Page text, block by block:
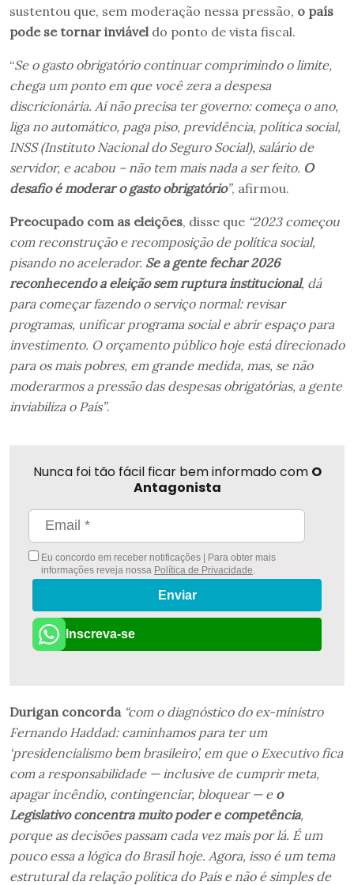
sustentou que, sem moderação nessa pressão, o país
pode se tornar inviável do ponto de vista fiscal.
“Se o gasto obrigatório continuar comprimindo o limite,
chega um ponto em que você zera a despesa
discricionária. Aí não precisa ter governo: começa o ano,
liga no automático, paga piso, previdência, política social,
INSS (Instituto Nacional do Seguro Social), salário de
servidor, e acabou – não tem mais nada a ser feito. O
desafio é moderar o gasto obrigatório”, afirmou.
Preocupado com as eleições, disse que “2023 começou
com reconstrução e recomposição de política social,
pisando no acelerador. Se a gente fechar 2026
reconhecendo a eleição sem ruptura institucional, dá
para começar fazendo o serviço normal: revisar
programas, unificar programa social e abrir espaço para
investimento. O orçamento público hoje está direcionado
para os mais pobres, em grande medida, mas, se não
moderarmos a pressão das despesas obrigatórias, a gente
inviabiliza o País”.
Nunca foi tão fácil ficar bem informado com O
Antagonista
Eu concordo em receber notificações | Para obter mais
informações reveja nossa Política de Privacidade
Enviar
Inscreva-se
Durigan concorda “com o diagnóstico do ex-ministro
Fernando Haddad: caminhamos para ter um
‘presidencialismo bem brasileiro’, em que o Executivo fica
com a responsabilidade — inclusive de cumprir meta,
apagar incêndio, contingenciar, bloquear — e o
Legislativo concentra muito poder e competência,
porque as decisões passam cada vez mais por lá. É um
pouco essa a lógica do Brasil hoje. Agora, isso é um tema
estrutural da relação política do País e não é simples de